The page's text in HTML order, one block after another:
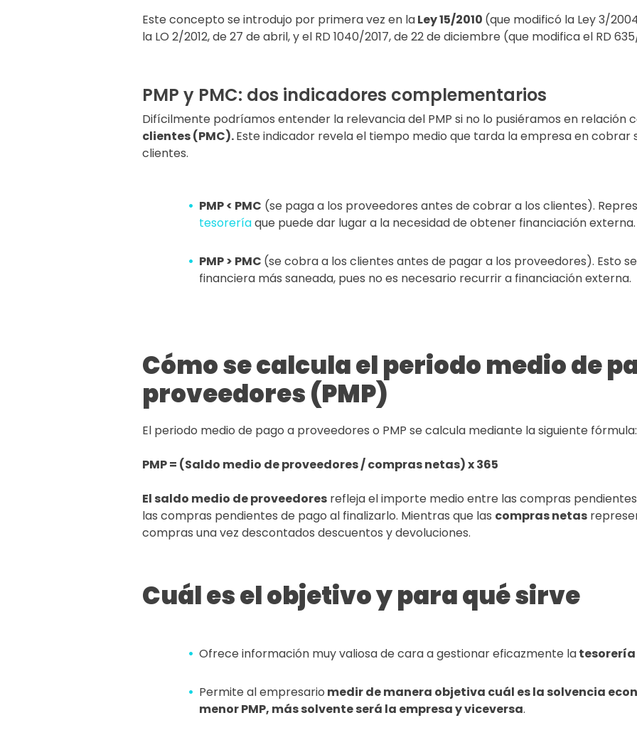
Este concepto se introdujo por primera vez en laLey 15/2010 (que modificó la Ley 3/
la LO 2/2012, de 27 de abril, y el RD 1040/2017, de 22 de diciembre (que modifica el RD
PMP y PMC: dos indicadores complementarios
Difícilmente podríamos entender la relevancia del PMP si no lo pusiéramos en relación
clientes (PMC).Este indicador revela el tiempo medio que tarda la empresa en cobrar
clientes.
PMP < PMC (se paga a los proveedores antes de cobrar a los clientes).
tesoreríaque puede dar lugar a la necesidad de obtener financiación externa.
PMP > PMC (se cobra a los clientes antes de pagar a los proveedores). Esto
financiera más saneada, pues no es necesario recurrir a financiación externa.
Cómo se calcula el periodo medio de
proveedores (PMP)
El periodo medio de pago a proveedores o PMP se calcula mediante la siguiente fórmula:
PMP = (Saldo medio de proveedores / compras netas) x 365
El saldo medio de proveedoresrefleja el importe medio entre las compras
las compras pendientes de pago al finalizarlo. Mientras que las compras netas
compras una vez descontados descuentos y devoluciones.
Cuál es el objetivo y para qué sirve
Ofrece información muy valiosa de cara a gestionar eficazmente latesorería
Permite al empresario medir de manera objetiva cuál es la solvencia
menor PMP, más solvente será la empresa y viceversa.